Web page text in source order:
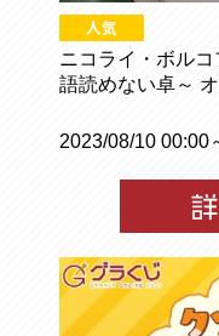
ニコライ・ボル
語読めない卓～
2023/08/10 00:00